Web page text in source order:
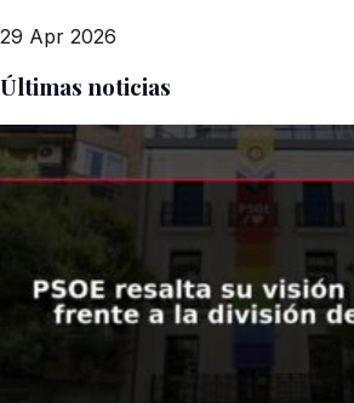
29 Apr 2026
Últimas noticias